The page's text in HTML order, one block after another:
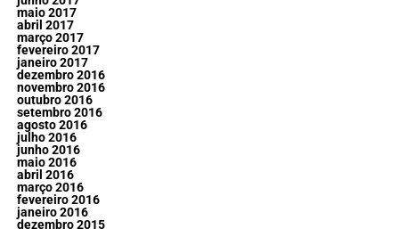
maio 2017
abril 2017
março 2017
fevereiro 2017
janeiro 2017
dezembro 2016
novembro 2016
outubro 2016
setembro 2016
agosto 2016
julho 2016
junho 2016
maio 2016
abril 2016
março 2016
fevereiro 2016
janeiro 2016
dezembro 2015